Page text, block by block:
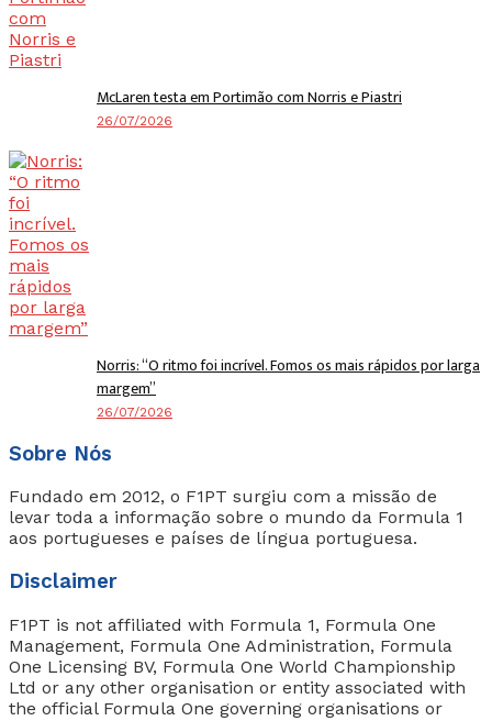
McLaren testa em Portimão com Norris e Piastri
26/07/2026
Norris: “O ritmo foi incrível. Fomos os mais rápidos por larga
margem”
26/07/2026
Sobre Nós
Fundado em 2012, o F1PT surgiu com a missão de
levar toda a informação sobre o mundo da Formula 1
aos portugueses e países de língua portuguesa.
Disclaimer
F1PT is not affiliated with Formula 1, Formula One
Management, Formula One Administration, Formula
One Licensing BV, Formula One World Championship
Ltd or any other organisation or entity associated with
the official Formula One governing organisations or